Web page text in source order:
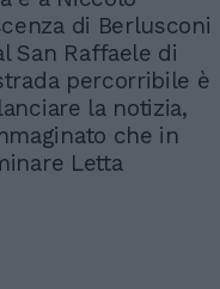
di Berlusconi
San Raffaele di
percorribile è
la notizia,
che in
Letta